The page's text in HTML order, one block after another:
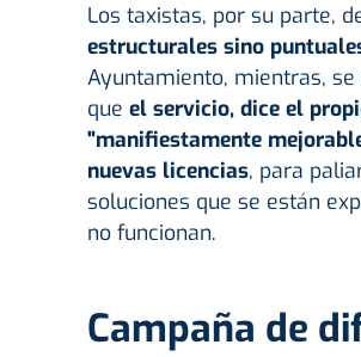
Los taxistas, por su parte,
estructurales sino
Ayuntamiento, mientras,
que el servicio, dice el
"manifiestamente
nuevas licencias, para
soluciones que se están
no funcionan.
Campaña de